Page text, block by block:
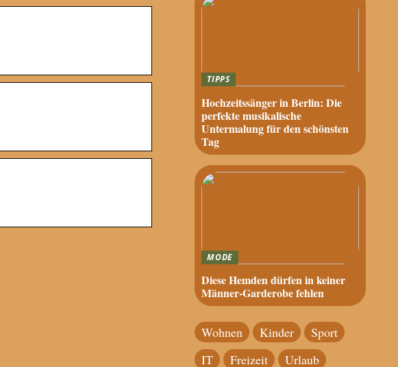
TIPPS
Hochzeitssänger in Berlin: Die
perfekte musikalische
Untermalung für den schönsten
Tag
MODE
Diese Hemden dürfen in keiner
Männer-Garderobe fehlen
Wohnen Kinder
Sport
IT
Freizeit Urlaub